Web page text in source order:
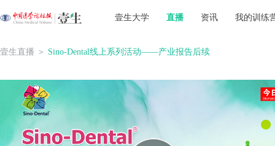
壹生大学 直播 资讯 我的训练
壹生直播 ＞ Sino-Dental线上系列活动——产业报告后续